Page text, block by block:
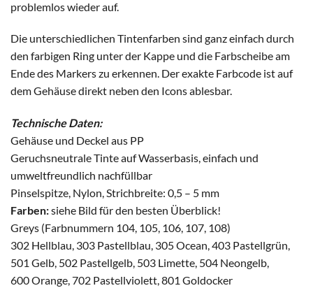
problemlos wieder auf.
Die unterschiedlichen Tintenfarben sind ganz einfach durch
den farbigen Ring unter der Kappe und die Farbscheibe am
Ende des Markers zu erkennen. Der exakte Farbcode ist auf
dem Gehäuse direkt neben den Icons ablesbar.
Technische Daten:
Gehäuse und Deckel aus PP
Geruchsneutrale Tinte auf Wasserbasis, einfach und
umweltfreundlich nachfüllbar
Pinselspitze, Nylon, Strichbreite: 0,5 – 5 mm
Farben:siehe Bild für den besten Überblick!
Greys (Farbnummern 104, 105, 106, 107, 108)
302 Hellblau, 303 Pastellblau, 305 Ocean, 403 Pastellgrün,
501 Gelb, 502 Pastellgelb, 503 Limette, 504 Neongelb,
600 Orange, 702 Pastellviolett, 801 Goldocker